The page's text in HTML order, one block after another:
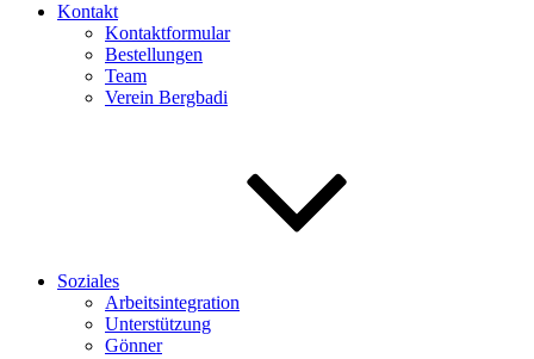
Kontakt
Kontaktformular
Bestellungen
Team
Verein Bergbadi
Soziales
Arbeitsintegration
Unterstützung
Gönner